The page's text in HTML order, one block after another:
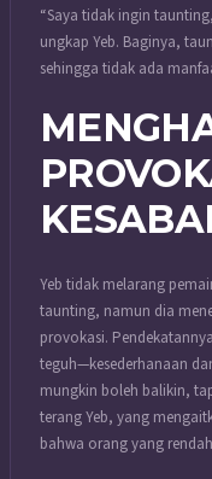
“Saya tidak ingin
ungkap Yeb. Baginya,
sehingga tidak ada
Yeb tidak melarang
taunting, namun dia
provokasi.
teguh—kesederhanaan
mungkin boleh balikin,
terang Yeb, yang
bahwa orang yang